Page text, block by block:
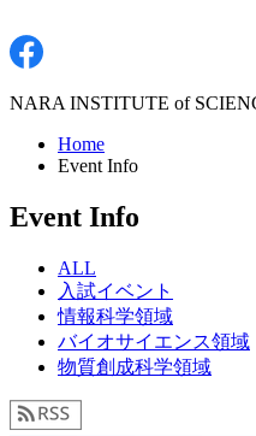
NARA INSTITUTE of
Home
Event Info
Event Info
ALL
入試イベント
情報科学領域
バイオサイエンス領域
物質創成科学領域